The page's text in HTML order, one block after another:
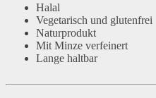
Halal
Vegetarisch und glutenfrei
Naturprodukt
Mit Minze verfeinert
Lange haltbar